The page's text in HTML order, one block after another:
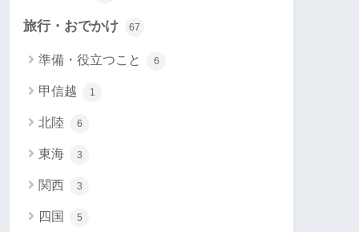
旅行・おでかけ 67
準備・役立つこと 6
甲信越 1
北陸 6
東海 3
関西 3
四国 5